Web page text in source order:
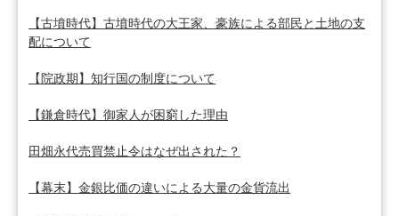
【古墳時代】古墳時代の大王家、豪族による部民と土地の支
配について
【院政期】知行国の制度について
【鎌倉時代】御家人が困窮した理由
田畑永代売買禁止令はなぜ出された？
【幕末】金銀比価の違いによる大量の金貨流出